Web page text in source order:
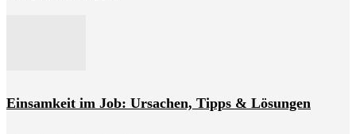
Einsamkeit im Job: Ursachen, Tipps & Lösungen